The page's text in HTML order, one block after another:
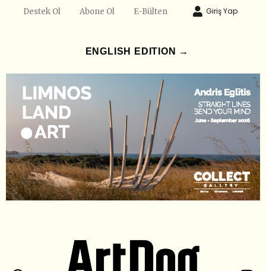
Destek Ol Abone Ol E-Bülten Giriş Yap
ENGLISH EDITION →